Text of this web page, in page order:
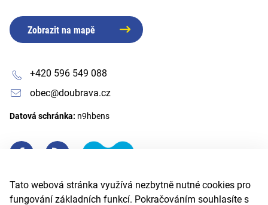
Tato webová stránka využívá nezbytně nutné cookies pro
fungování základních funkcí. Pokračováním souhlasíte s
Zobrazit na mapě
+420 596 549 088
obec@doubrava.cz
Datová schránka: n9hbens